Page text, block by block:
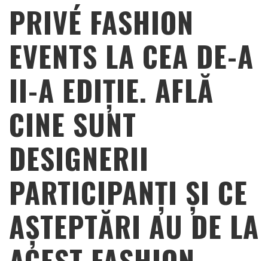
PRIVÉ FASHION
EVENTS LA CEA DE-A
II-A EDIȚIE. AFLĂ
CINE SUNT
DESIGNERII
PARTICIPANȚI ȘI CE
AȘTEPTĂRI AU DE LA